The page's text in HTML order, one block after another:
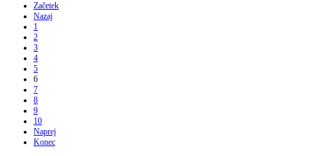
Začetek
Nazaj
1
2
3
4
5
6
7
8
9
10
Naprej
Konec